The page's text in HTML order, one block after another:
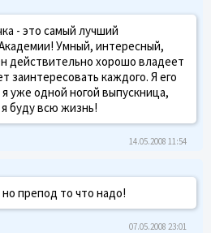
- это самый лучший
Умный, интересный,
действительно хорошо владеет
заинтересовать каждого. Я его
уже одной ногой выпускница,
буду всю жизнь!
14.05.2008 11:54
препод то что надо!
07.05.2008 23:01